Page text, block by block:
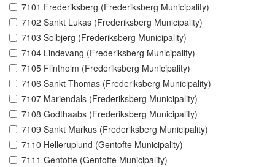
7101 Frederiksberg (Frederiksberg Municipality)
7102 Sankt Lukas (Frederiksberg Municipality)
7103 Solbjerg (Frederiksberg Municipality)
7104 Lindevang (Frederiksberg Municipality)
7105 Flintholm (Frederiksberg Municipality)
7106 Sankt Thomas (Frederiksberg Municipality)
7107 Mariendals (Frederiksberg Municipality)
7108 Godthaabs (Frederiksberg Municipality)
7109 Sankt Markus (Frederiksberg Municipality)
7110 Helleruplund (Gentofte Municipality)
7111 Gentofte (Gentofte Municipality)